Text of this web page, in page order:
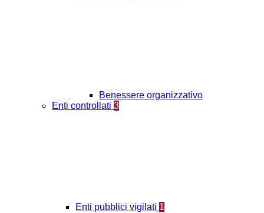
Benessere organizzativo
Enti controllati 3
Enti pubblici vigilati 1